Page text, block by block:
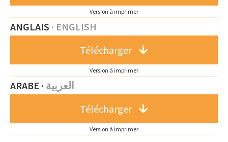
Version à imprimer
ANGLAIS · ENGLISH
Télécharger
Version à imprimer
ARABE · العربية
Télécharger
Version à imprimer